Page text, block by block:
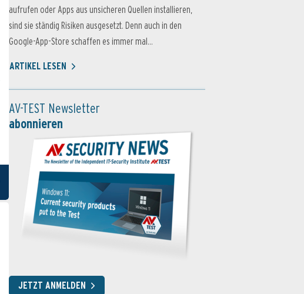
aufrufen oder Apps aus unsicheren Quellen installieren,
sind sie ständig Risiken ausgesetzt. Denn auch in den
Google-App-Store schaffen es immer mal...
ARTIKEL LESEN
AV-TEST Newsletter
abonnieren
JETZT ANMELDEN